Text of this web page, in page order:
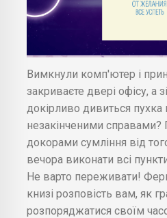
Вимкнули комп'ютер і
закриваєте двері офісу, а
докірливо дивиться пухка
незакінченими справами?
докорами сумління від
вечора виконати всі
Не варто переживати!
книзі розповість вам, як
розпоряджатися своїм